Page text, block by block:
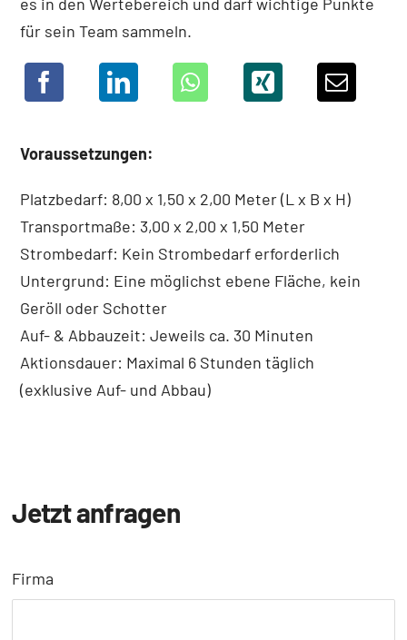
für sein Team sammeln.
Voraussetzungen:
Platzbedarf: 8,00 x 1,50 x 2,00 Meter (L x B x H)
Transportmaße: 3,00 x 2,00 x 1,50 Meter
Strombedarf: Kein Strombedarf erforderlich
Untergrund: Eine möglichst ebene Fläche, kein
Geröll oder Schotter
Auf- & Abbauzeit: Jeweils ca. 30 Minuten
Aktionsdauer: Maximal 6 Stunden täglich
(exklusive Auf- und Abbau)
Jetzt anfragen
Firma